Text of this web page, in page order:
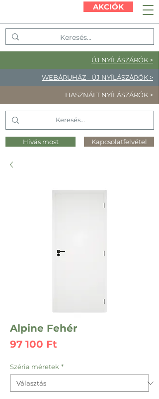
ÚJ NYÍLÁSZÁRÓK >
WEBÁRUHÁZ - ÚJ NYÍLÁSZÁRÓK >
HASZNÁLT NYÍLÁSZÁRÓK >
AKCIÓK
Hívás most Kapcsolatfelvétel
Alpine Fehér
97 100 Ft
Széria méretek *